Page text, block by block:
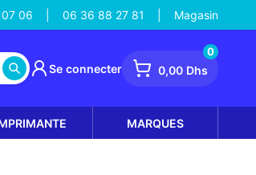
06 06 36 88 27 81 Magasin
Se connecter 0,00 Dhs
0
MARQUES